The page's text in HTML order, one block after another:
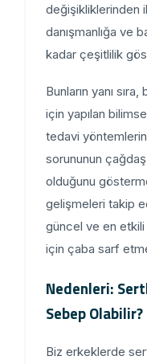
değişikliklerinden
danışmanlığa ve
kadar çeşitlilik
Bunların yanı
için yapılan
tedavi
sorununun
olduğunu
gelişmeleri takip
güncel ve en etkili
için çaba sarf
Nedenleri:
Sebep Olabilir?
Biz erkeklerde